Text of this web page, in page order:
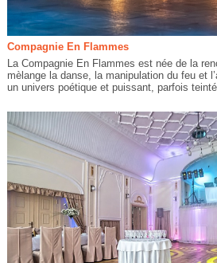
Compagnie En Flammes
La Compagnie En Flammes est née de la
mèlange la danse, la manipulation du feu et
un univers poétique et puissant, parfois teinté